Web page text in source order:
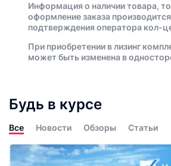
Информация о наличии товара,
оформление заказа
подтверждения оператора кол-
При приобретении в лизинг
может быть изменена в
Будь в курсе
Все Новости Обзоры Статьи